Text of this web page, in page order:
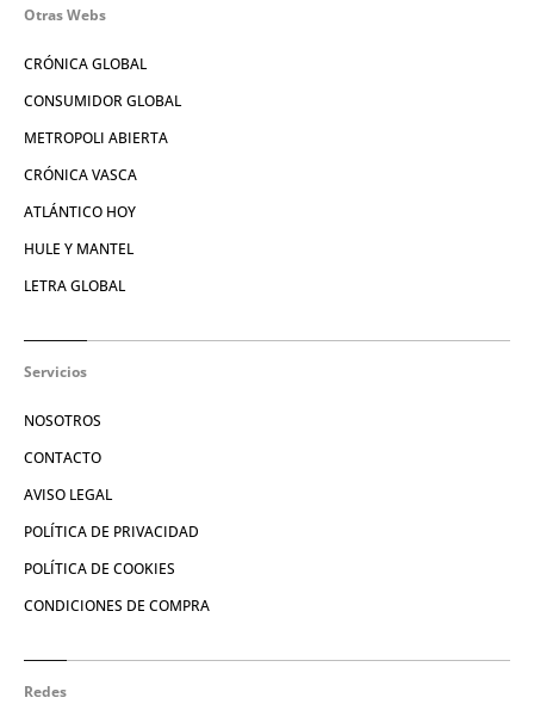
Otras Webs
CRÓNICA GLOBAL
CONSUMIDOR GLOBAL
METROPOLI ABIERTA
CRÓNICA VASCA
ATLÁNTICO HOY
HULE Y MANTEL
LETRA GLOBAL
Servicios
NOSOTROS
CONTACTO
AVISO LEGAL
POLÍTICA DE PRIVACIDAD
POLÍTICA DE COOKIES
CONDICIONES DE COMPRA
Redes